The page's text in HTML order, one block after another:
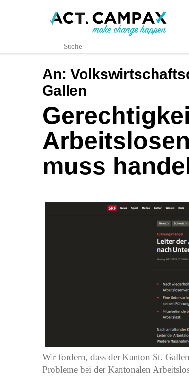
An:
Gallen
muss
Wir fordern, dass der Kanton St.
Probleme bei der Kantonalen